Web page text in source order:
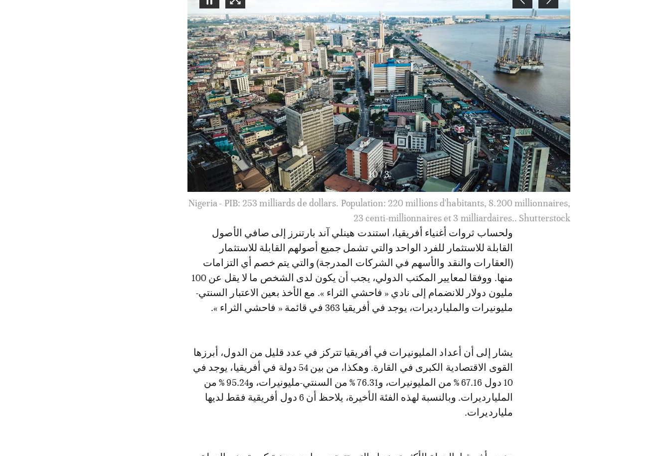
4
/
10
Kenya - PIB: 104 milliards de dollars. Population: 55 millions d'habitants, 7.200 millionnaires et
16 centi-millionnaires.. DR
ولحساب ثروات أغنياء أفريقيا، استندت هينلي آند بارتنرز إلى صافي الأصول
القابلة للاستثمار للفرد الواحد والتي تشمل جميع أصولهم القابلة للاستثمار
(العقارات والنقد والأسهم في الشركات المدرجة) والتي يتم خصم أي التزامات
منها. ووفقا لمعايير المكتب الدولي، يجب أن يكون لدى الشخص ما لا يقل عن 100
مليون دولار للانضمام إلى نادي « فاحشي الثراء ». مع الأخذ بعين الاعتبار السنتي-
مليونيرات والمليارديرات، يوجد في أفريقيا 363 في قائمة « فاحشي الثراء ».
يشار إلى أن أعداد المليونيرات في أفريقيا تتركز في عدد قليل من الدول، أبرزها
القوى الاقتصادية الكبرى في القارة. وهكذا، من بين 54 دولة في أفريقيا، يوجد في
10 دول 67.16 % من المليونيرات، و76.31 % من السنتي-مليونيرات، و95.24 % من
المليارديرات. وبالنسبة لهذه الفئة الأخيرة، يلاحظ أن 6 دول أفريقية فقط لديها
مليارديرات.